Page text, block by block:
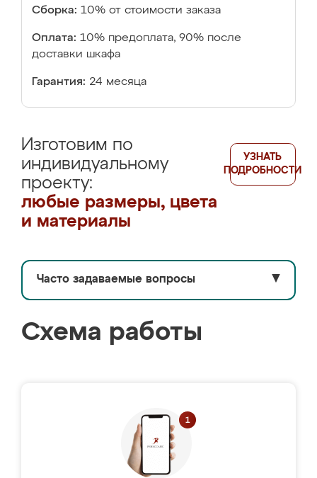
Сборка: 10% от стоимости заказа
Оплата: 10% предоплата, 90% после
доставки шкафа
Гарантия: 24 месяца
Изготовим по
индивидуальному
проекту:
любые размеры, цвета
и материалы
УЗНАТЬ
ПОДРОБНОСТИ
Часто задаваемые вопросы ▼
Схема работы